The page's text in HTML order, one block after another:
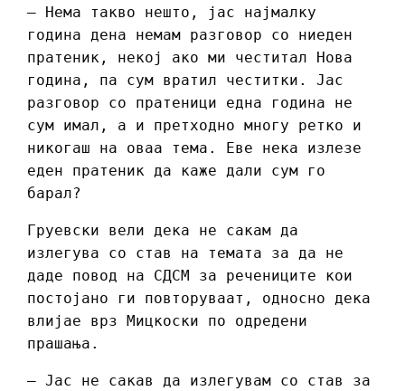
– Нема такво нешто, јас најмалку
година дена немам разговор со ниеден
пратеник, некој ако ми честитал Нова
година, па сум вратил честитки. Јас
разговор со пратеници една година не
сум имал, а и претходно многу ретко и
никогаш на оваа тема. Еве нека излезе
еден пратеник да каже дали сум го
барал?
Груевски вели дека не сакам да
излегува со став на темата за да не
даде повод на СДСМ за речениците кои
постојано ги повторуваат, односно дека
влијае врз Мицкоски по одредени
прашања.
– Јас не сакав да излегувам со став за